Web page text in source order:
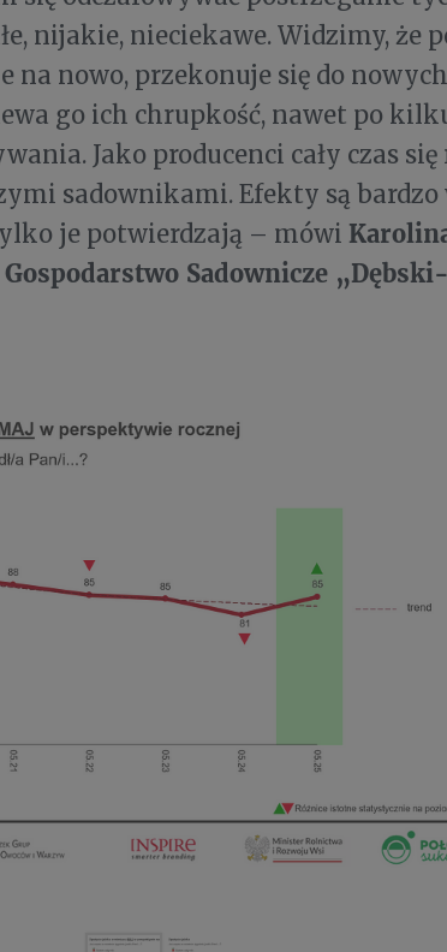
nijakie, nieciekawe. Widzimy, że
na nowo, przekonuje się do
go ich chrupkość, nawet po
Jako producenci cały czas
sadownikami. Efekty są bardzo
je potwierdzają – mówi
Sadownicze